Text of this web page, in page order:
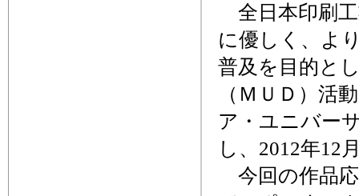
全日本印刷工
に優しく、よ
普及を目的と
（ＭＵＤ）活
ア・ユニバー
し、2012年12
今回の作品応